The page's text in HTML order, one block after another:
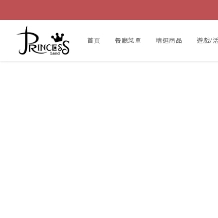
首頁 餐廳菜單 精選商品 遊戲/